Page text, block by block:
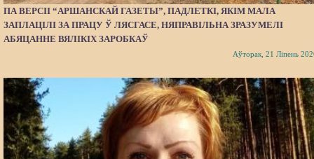
ПА ВЕРСІІ “АРШАНСКАЙ ГАЗЕТЫ”, ПАДЛЕТКІ, ЯКІМ МАЛА
ЗАПЛАЦІЛІ ЗА ПРАЦУ Ў ЛЯСГАСЕ, НЯПРАВІЛЬНА ЗРАЗУМЕЛІ
АБЯЦАННЕ ВЯЛІКІХ ЗАРОБКАЎ
Аўторак, 21 Ліпень